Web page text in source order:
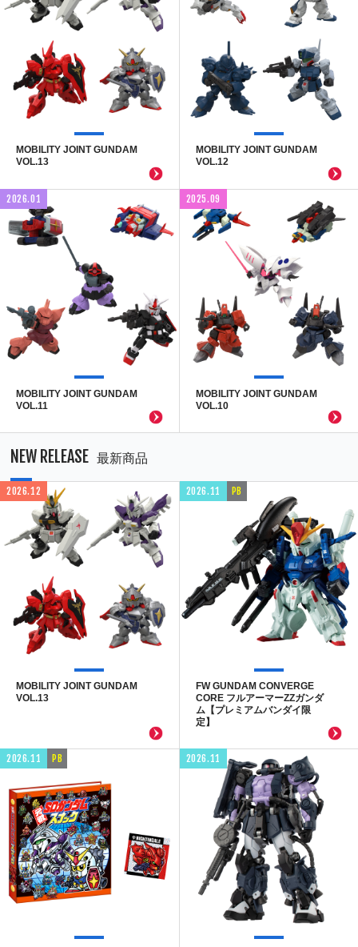
MOBILITY JOINT GUNDAM
VOL.13
MOBILITY JOINT GUNDAM
VOL.12
2026.01
MOBILITY JOINT GUNDAM
VOL.11
2025.09
MOBILITY JOINT GUNDAM
VOL.10
NEW RELEASE 最新商品
2026.12
MOBILITY JOINT GUNDAM
VOL.13
2026.11 PB
FW GUNDAM CONVERGE
CORE フルアーマーZZガンダ
ム【プレミアムバンダイ限
定】
2026.11 PB 2026.11